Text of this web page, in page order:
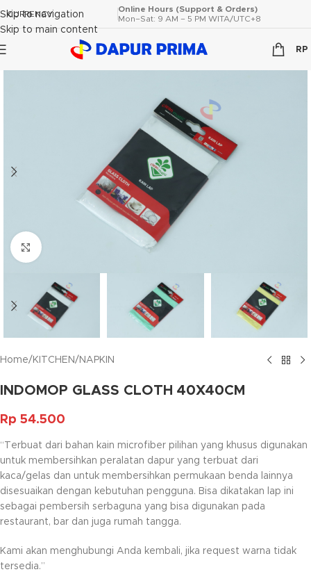
Skip to navigation
Skip to main content
CURRENCY
Online Hours (Support & Orders)
Mon–Sat: 9 AM – 5 PM WITA/UTC+8
RP
Click to enlarge
Home/ KITCHEN/ NAPKIN
INDOMOP GLASS CLOTH 40X40CM
Rp 54.500
“Terbuat dari bahan kain microfiber pilihan yang khusus digunakan
untuk membersihkan peralatan dapur yang terbuat dari
kaca/gelas dan untuk membersihkan permukaan benda lainnya
disesuaikan dengan kebutuhan pengguna. Bisa dikatakan lap ini
sebagai pembersih serbaguna yang bisa digunakan pada
restaurant, bar dan juga rumah tangga.
Kami akan menghubungi Anda kembali, jika request warna tidak
tersedia.”